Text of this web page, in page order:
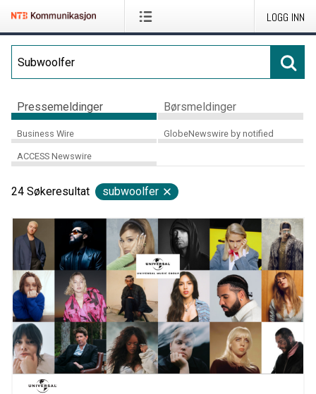
LOGG INN
Pressemeldinger Børsmeldinger
Business Wire GlobeNewswire by notified
ACCESS Newswire
24 Søkeresultat subwoolfer